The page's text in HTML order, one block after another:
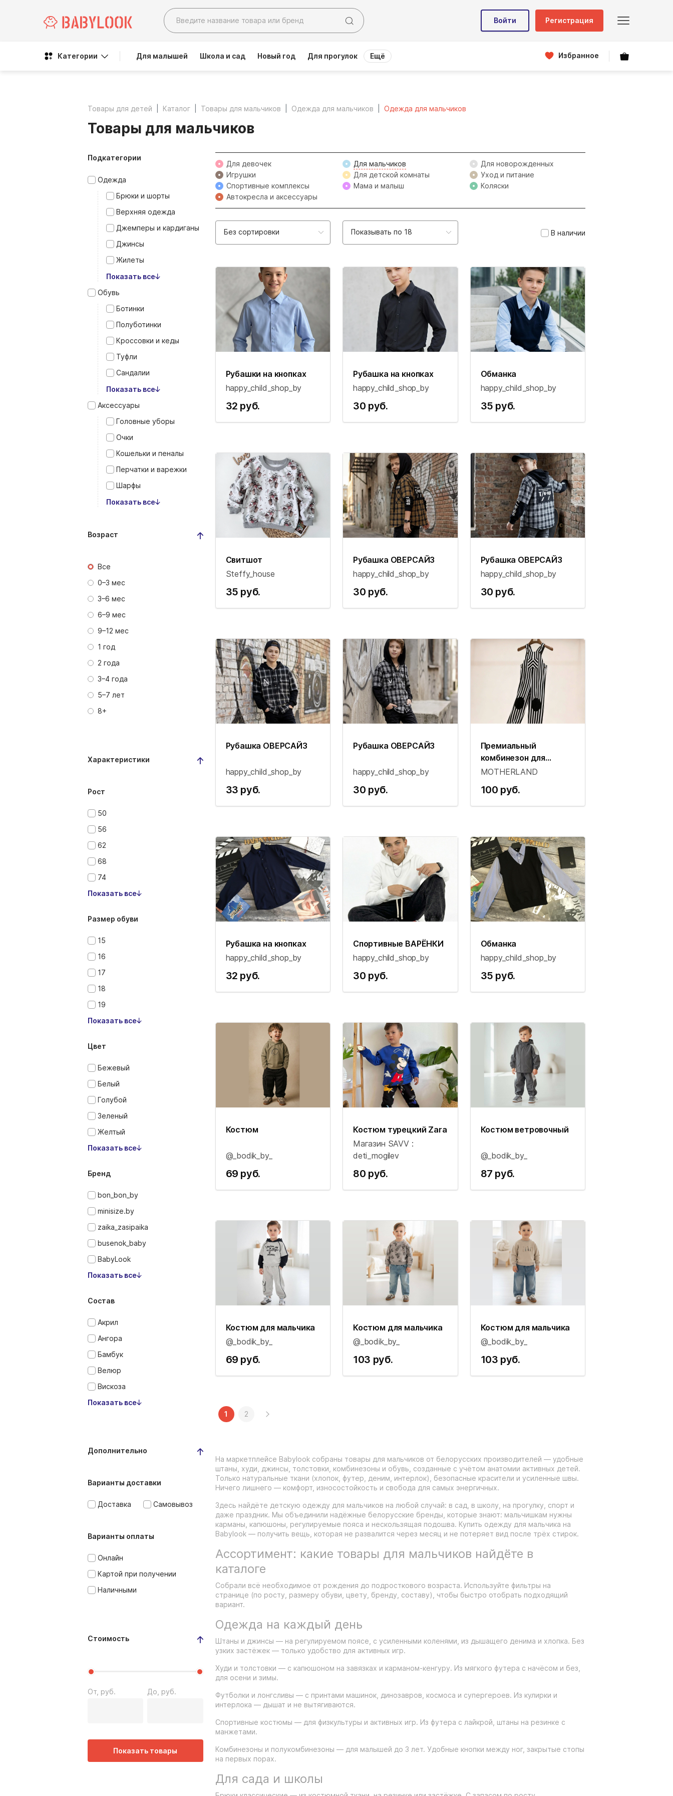
Войти Регистрация
Категории Для малышей Школа и сад Новый год Для прогулок Ещё Избранное
Товары для детей Каталог Товары для мальчиков Одежда для мальчиков Одежда для мальчиков
Товары для мальчиков
Подкатегории
Одежда
Брюки и шорты
Верхняя одежда
Джемперы и кардиганы
Джинсы
Жилеты
Показать все
Обувь
Ботинки
Полуботинки
Кроссовки и кеды
Туфли
Сандалии
Показать все
Аксессуары
Головные уборы
Очки
Кошельки и пеналы
Перчатки и варежки
Шарфы
Показать все
Возраст
Все
0–3 мес
3–6 мес
6–9 мес
9–12 мес
1 год
2 года
3–4 года
5–7 лет
8+
Характеристики
Рост
50
56
62
68
74
Показать все
Размер обуви
15
16
17
18
19
Показать все
Цвет
Бежевый
Белый
Голубой
Зеленый
Желтый
Показать все
Бренд
bon_bon_by
minisize.by
zaika_zasipaika
busenok_baby
BabyLook
Показать все
Состав
Акрил
Ангора
Бамбук
Велюр
Вискоза
Показать все
Дополнительно
Варианты доставки
Доставка Самовывоз
Варианты оплаты
Онлайн
Картой при получении
Наличными
Стоимость
От, руб. До, руб.
Показать товары
Для девочек Для мальчиков
Для новорожденных
Игрушки
Для детской комнаты
Уход и питание
Спортивные комплексы
Мама и малыш
Коляски
Автокресла и аксессуары
Без сортировки Показывать по 18 В наличии
Рубашки на кнопках
happy_child_shop_by
32 руб.
Рубашка на кнопках
happy_child_shop_by
30 руб.
Обманка
happy_child_shop_by
35 руб.
Свитшот
Steffy_house
35 руб.
Рубашка ОВЕРСАЙЗ
happy_child_shop_by
30 руб.
Рубашка ОВЕРСАЙЗ
happy_child_shop_by
30 руб.
Рубашка ОВЕРСАЙЗ
happy_child_shop_by
33 руб.
Рубашка ОВЕРСАЙЗ
happy_child_shop_by
30 руб.
Премиальный
комбинезон для
малышей (Family Look
MOTHERLAND
100 руб.
Рубашка на кнопках
happy_child_shop_by
32 руб.
Спортивные ВАРЁНКИ
happy_child_shop_by
30 руб.
Обманка
happy_child_shop_by
35 руб.
Костюм
@_bodik_by_
69 руб.
Костюм турецкий Zara
Магазин SAVV :
deti_mogilev
80 руб.
Костюм ветровочный
@_bodik_by_
87 руб.
Костюм для мальчика
@_bodik_by_
69 руб.
Костюм для мальчика
@_bodik_by_
103 руб.
Костюм для мальчика
@_bodik_by_
103 руб.
1 2
На маркетплейсе Babylook собраны товары для мальчиков от белорусских производителей — удобные
штаны, худи, джинсы, толстовки, комбинезоны и обувь, созданные с учётом анатомии активных детей.
Только натуральные ткани (хлопок, футер, деним, интерлок), безопасные красители и усиленные швы.
Ничего лишнего — комфорт, износостойкость и свобода для самых энергичных.
Здесь найдёте детскую одежду для мальчиков на любой случай: в сад, в школу, на прогулку, спорт и
даже праздник. Мы объединили надёжные белорусские бренды, которые знают: мальчишкам нужны
карманы, капюшоны, регулируемые пояса и нескользящая подошва. Купить одежду для мальчика на
Babylook — получить вещь, которая не развалится через месяц и не потеряет вид после трёх стирок.
Ассортимент: какие товары для мальчиков найдёте в
каталоге
Собрали всё необходимое от рождения до подросткового возраста. Используйте фильтры на
странице (по росту, размеру обуви, цвету, бренду, составу), чтобы быстро отобрать подходящий
вариант.
Одежда на каждый день
Штаны и джинсы — на регулируемом поясе, с усиленными коленями, из дышащего денима и хлопка. Без
узких застёжек — только удобство для активных игр.
Худи и толстовки — с капюшоном на завязках и карманом-кенгуру. Из мягкого футера с начёсом и без,
для осени и зимы.
Футболки и лонгсливы — с принтами машинок, динозавров, космоса и супергероев. Из кулирки и
интерлока — дышат и не вытягиваются.
Спортивные костюмы — для физкультуры и активных игр. Из футера с лайкрой, штаны на резинке с
манжетами.
Комбинезоны и полукомбинезоны — для малышей до 3 лет. Удобные кнопки между ног, закрытые стопы
на первых порах.
Для сада и школы